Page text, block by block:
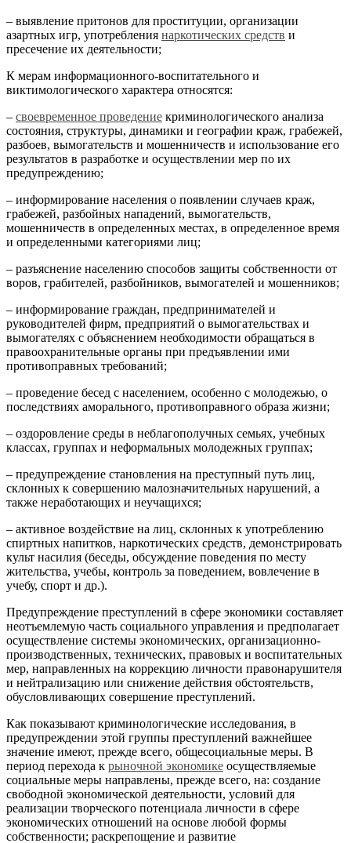
– выявление притонов для проституции, организации
азартных игр, употребления наркотических средств и
пресечение их деятельности;
К мерам информационного-воспитательного и
виктимологического характера относятся:
– своевременное проведение криминологического анализа
состояния, структуры, динамики и географии краж, грабежей,
разбоев, вымогательств и мошенничеств и использование его
результатов в разработке и осуществлении мер по их
предупреждению;
– информирование населения о появлении случаев краж,
грабежей, разбойных нападений, вымогательств,
мошенничеств в определенных местах, в определенное время
и определенными категориями лиц;
– разъяснение населению способов защиты собственности от
воров, грабителей, разбойников, вымогателей и мошенников;
– информирование граждан, предпринимателей и
руководителей фирм, предприятий о вымогательствах и
вымогателях с объяснением необходимости обращаться в
правоохранительные органы при предъявлении ими
противоправных требований;
– проведение бесед с населением, особенно с молодежью, о
последствиях аморального, противоправного образа жизни;
– оздоровление среды в неблагополучных семьях, учебных
классах, группах и неформальных молодежных группах;
– предупреждение становления на преступный путь лиц,
склонных к совершению малозначительных нарушений, а
также неработающих и неучащихся;
– активное воздействие на лиц, склонных к употреблению
спиртных напитков, наркотических средств, демонстрировать
культ насилия (беседы, обсуждение поведения по месту
жительства, учебы, контроль за поведением, вовлечение в
учебу, спорт и др.).
Предупреждение преступлений в сфере экономики составляет
неотъемлемую часть социального управления и предполагает
осуществление системы экономических, организационно-
производственных, технических, правовых и воспитательных
мер, направленных на коррекцию личности правонарушителя
и нейтрализацию или снижение действия обстоятельств,
обусловливающих совершение преступлений.
Как показывают криминологические исследования, в
предупреждении этой группы преступлений важнейшее
значение имеют, прежде всего, общесоциальные меры. В
период перехода к рыночной экономике осуществляемые
социальные меры направлены, прежде всего, на: создание
свободной экономической деятельности, условий для
реализации творческого потенциала личности в сфере
экономических отношений на основе любой формы
собственности; раскрепощение и развитие